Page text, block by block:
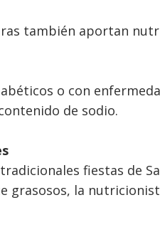
también aportan
o con
de sodio.
fiestas de
grasosos, la